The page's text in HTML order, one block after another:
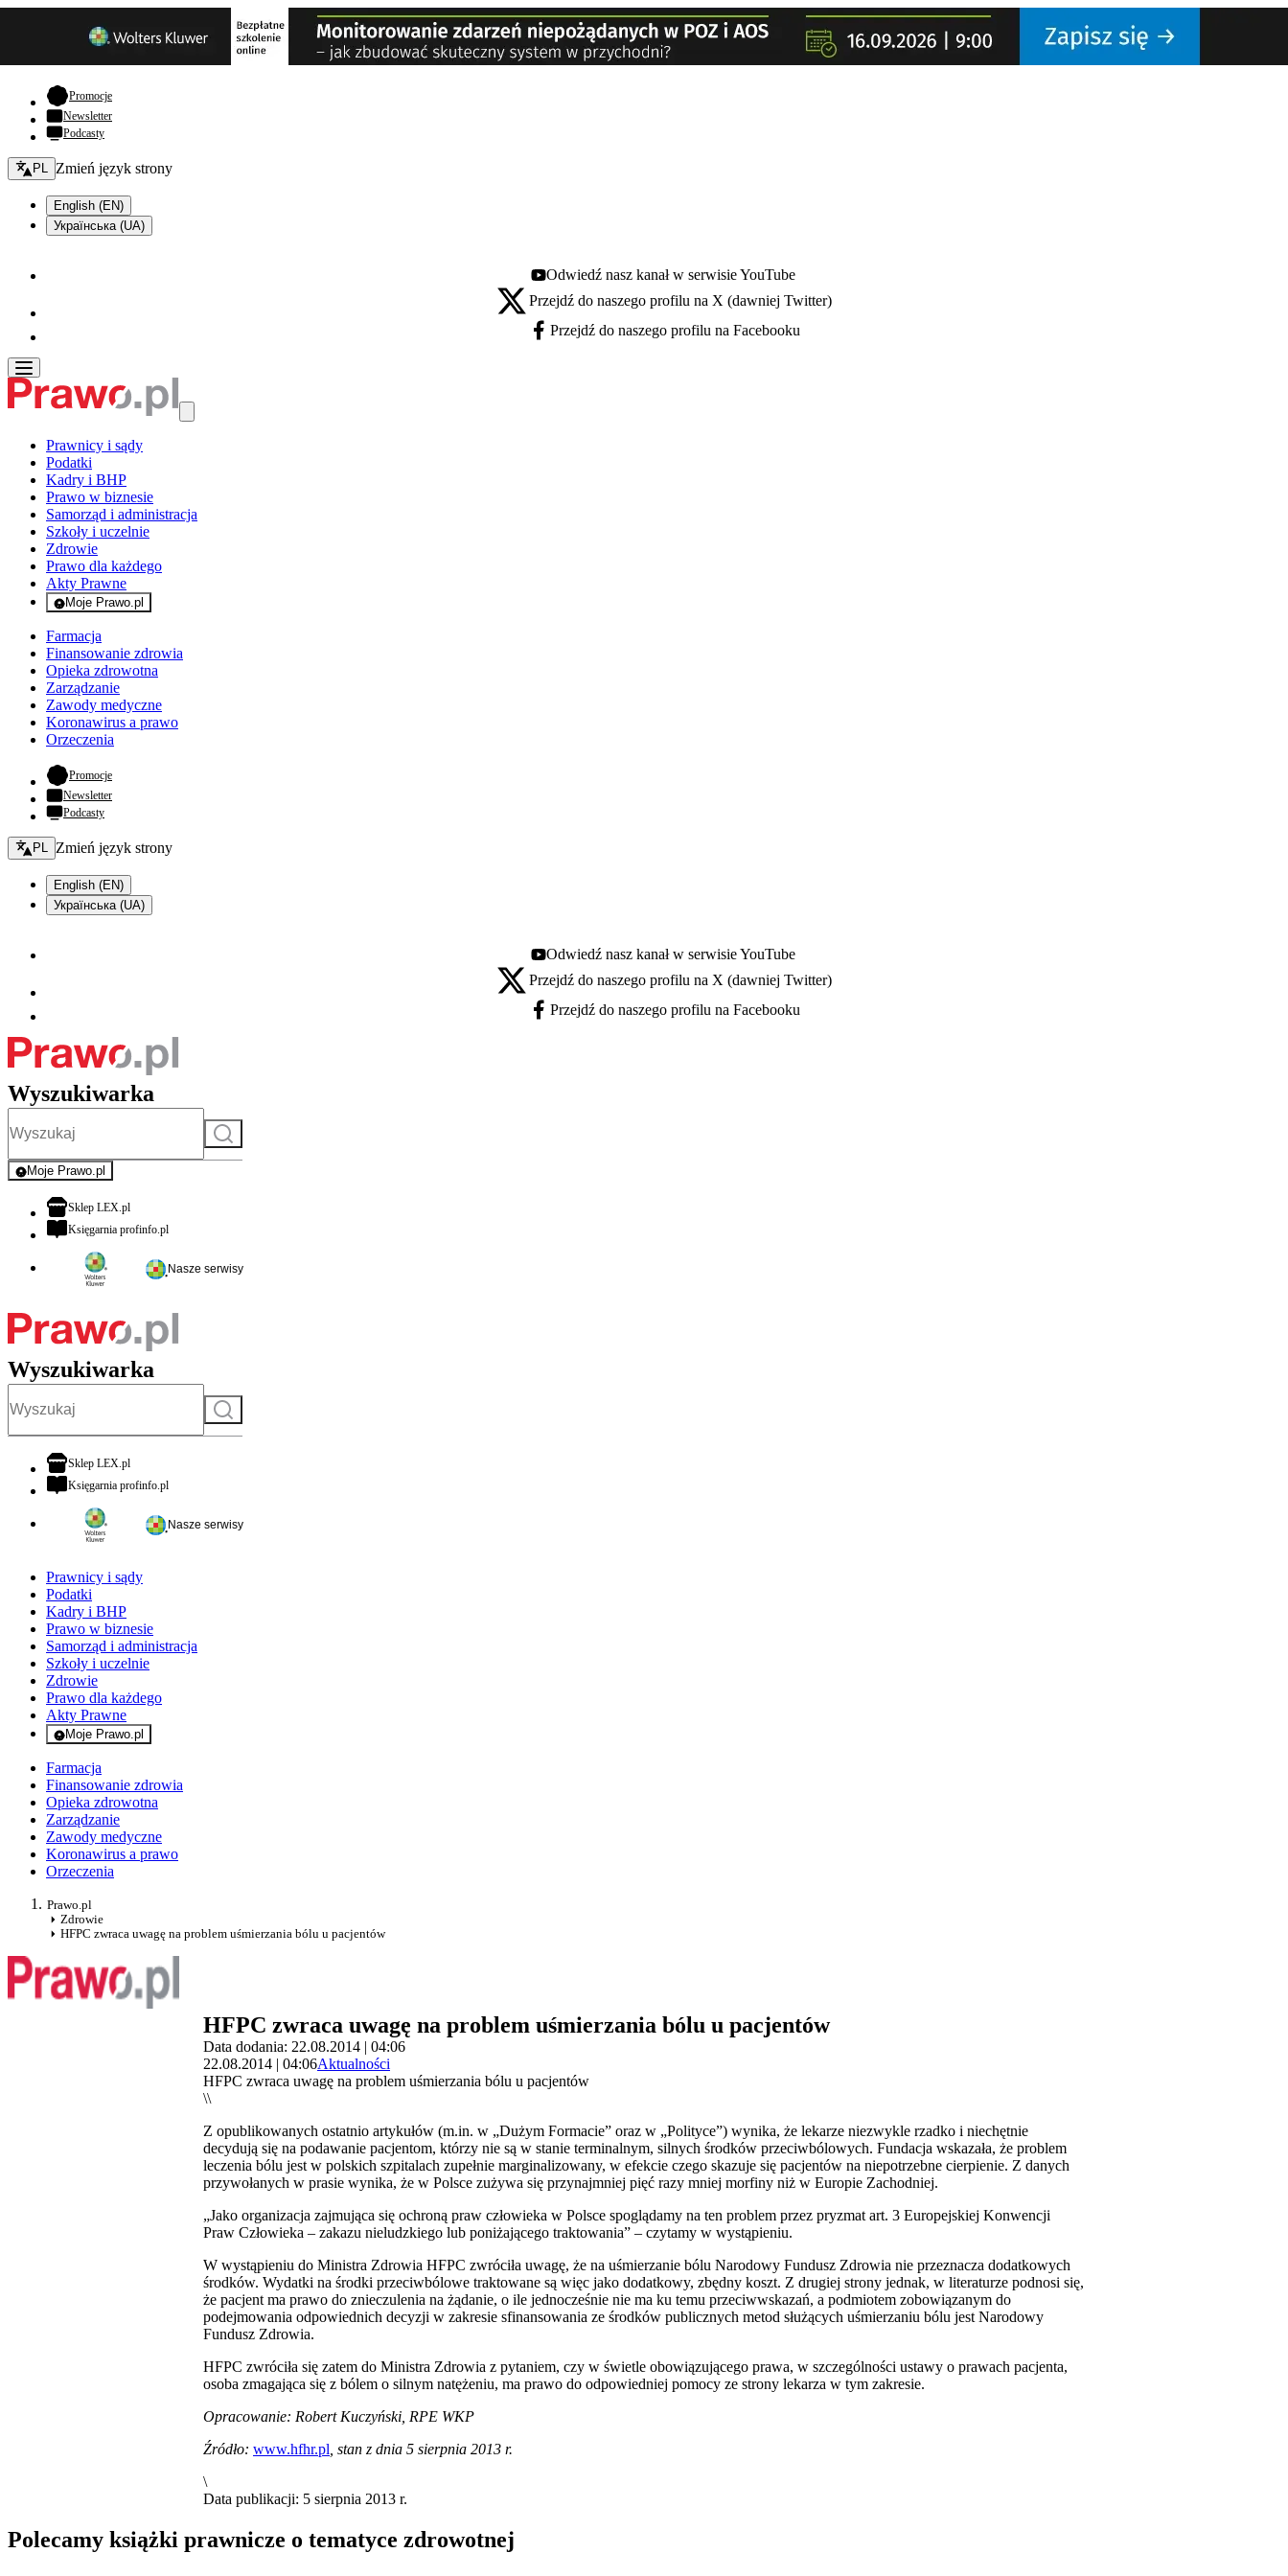
Promocje- otwiera się w nowej karcie
Newsletter
Podcasty
Zmień język - bieżący:
PL Zmień język strony
English (EN)
Українська (UA)
Youtube - otwiera się w nowej karcie
Odwiedź nasz kanał w serwisie YouTube
X - otwiera się w nowej karcie
Przejdź do naszego profilu na X (dawniej Twitter)
Facebook - otwiera się w nowej karcie
Przejdź do naszego profilu na Facebooku
Prawnicy i sądy
Podatki
Kadry i BHP
Prawo w biznesie
Samorząd i administracja
Szkoły i uczelnie
Zdrowie
Prawo dla każdego
Akty Prawne
Moje Prawo.pl
- rejestracja i logowanie do serwisu
Farmacja
Finansowanie zdrowia
Opieka zdrowotna
Zarządzanie
Zawody medyczne
Koronawirus a prawo
Orzeczenia
Promocje- otwiera się w nowej karcie
Newsletter
Podcasty
Zmień język - bieżący:
PL Zmień język strony
English (EN)
Українська (UA)
Youtube - otwiera się w nowej karcie
Odwiedź nasz kanał w serwisie YouTube
X - otwiera się w nowej karcie
Przejdź do naszego profilu na X (dawniej Twitter)
Facebook - otwiera się w nowej karcie
Przejdź do naszego profilu na Facebooku
Wyszukiwarka
Szukaj
Moje Prawo.pl
- rejestracja i logowanie do serwisu
Sklep LEX.plotwiera się w nowej karcie
Księgarnia profinfo.plotwiera się w nowej karcie
Nasze serwisy
Wyszukiwarka
Szukaj
Sklep LEX.plotwiera się w nowej karcie
Księgarnia profinfo.plotwiera się w nowej karcie
Nasze serwisy
Prawnicy i sądy
Podatki
Kadry i BHP
Prawo w biznesie
Samorząd i administracja
Szkoły i uczelnie
Zdrowie
Prawo dla każdego
Akty Prawne
Moje Prawo.pl
- rejestracja i logowanie do serwisu
Farmacja
Finansowanie zdrowia
Opieka zdrowotna
Zarządzanie
Zawody medyczne
Koronawirus a prawo
Orzeczenia
Prawo.pl
Zdrowie
HFPC zwraca uwagę na problem uśmierzania bólu u pacjentów
HFPC zwraca uwagę na problem uśmierzania bólu u pacjentów
Data dodania: 22.08.2014 | 04:06
22.08.2014 | 04:06Aktualności
HFPC zwraca uwagę na problem uśmierzania bólu u pacjentów
\\
Z opublikowanych ostatnio artykułów (m.in. w „Dużym Formacie” oraz w „Polityce”) wynika, że lekarze niezwykle rzadko i niechętnie
decydują się na podawanie pacjentom, którzy nie są w stanie terminalnym, silnych środków przeciwbólowych. Fundacja wskazała, że problem
leczenia bólu jest w polskich szpitalach zupełnie marginalizowany, w efekcie czego skazuje się pacjentów na niepotrzebne cierpienie. Z danych
przywołanych w prasie wynika, że w Polsce zużywa się przynajmniej pięć razy mniej morfiny niż w Europie Zachodniej.
„Jako organizacja zajmująca się ochroną praw człowieka w Polsce spoglądamy na ten problem przez pryzmat art. 3 Europejskiej Konwencji
Praw Człowieka – zakazu nieludzkiego lub poniżającego traktowania” – czytamy w wystąpieniu.
W wystąpieniu do Ministra Zdrowia HFPC zwróciła uwagę, że na uśmierzanie bólu Narodowy Fundusz Zdrowia nie przeznacza dodatkowych
środków. Wydatki na środki przeciwbólowe traktowane są więc jako dodatkowy, zbędny koszt. Z drugiej strony jednak, w literaturze podnosi się,
że pacjent ma prawo do znieczulenia na żądanie, o ile jednocześnie nie ma ku temu przeciwwskazań, a podmiotem zobowiązanym do
podejmowania odpowiednich decyzji w zakresie sfinansowania ze środków publicznych metod służących uśmierzaniu bólu jest Narodowy
Fundusz Zdrowia.
HFPC zwróciła się zatem do Ministra Zdrowia z pytaniem, czy w świetle obowiązującego prawa, w szczególności ustawy o prawach pacjenta,
osoba zmagająca się z bólem o silnym natężeniu, ma prawo do odpowiedniej pomocy ze strony lekarza w tym zakresie.
Opracowanie: Robert Kuczyński, RPE WKP
Źródło: www.hfhr.pl, stan z dnia 5 sierpnia 2013 r.
\
Data publikacji: 5 sierpnia 2013 r.
Polecamy książki prawnicze o tematyce zdrowotnej